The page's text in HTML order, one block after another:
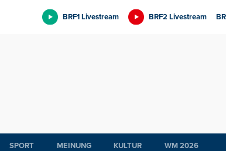
BRF1 Livestream BRF2 Livestream
SPORT MEINUNG KULTUR WM 2026